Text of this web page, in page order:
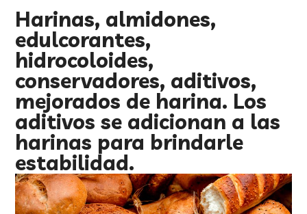
Harinas, almidones,
edulcorantes,
hidrocoloides,
conservadores, aditivos,
mejorados de harina. Los
aditivos se adicionan a las
harinas para brindarle
estabilidad.